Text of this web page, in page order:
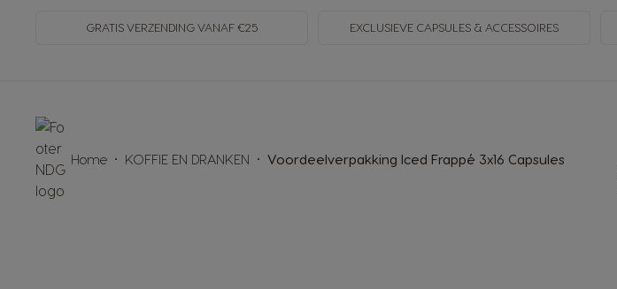
GRATIS VERZENDING VANAF €25 EXCLUSIEVE CAPSULES & ACCESSOIRES
Home KOFFIE EN DRANKEN Voordeelverpakking Iced Frappé 3x16 Capsules